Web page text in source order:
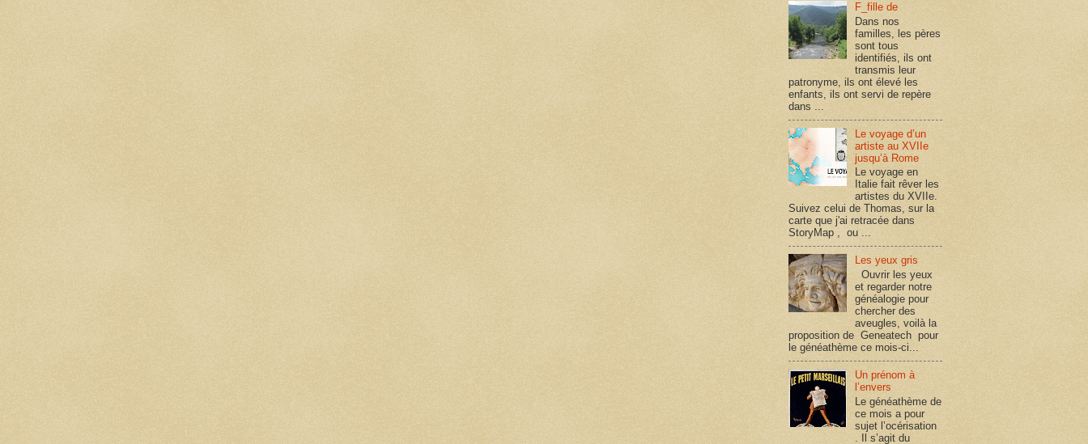
F_fille de
Dans nos
familles, les pères
sont tous
identifiés, ils ont
transmis leur
patronyme, ils ont élevé les
enfants, ils ont servi de repère
dans ...
Le voyage d’un
artiste au XVIIe
jusqu’à Rome
Le voyage en
Italie fait rêver les
artistes du XVIIe.
Suivez celui de Thomas, sur la
carte que j'ai retracée dans
StoryMap , ou ...
Les yeux gris
Ouvrir les yeux
et regarder notre
généalogie pour
chercher des
aveugles, voilà la
proposition de Geneatech pour
le généathème ce mois-ci...
Un prénom à
l’envers
Le généathème de
ce mois a pour
sujet l’océrisation
. Il s’agit du